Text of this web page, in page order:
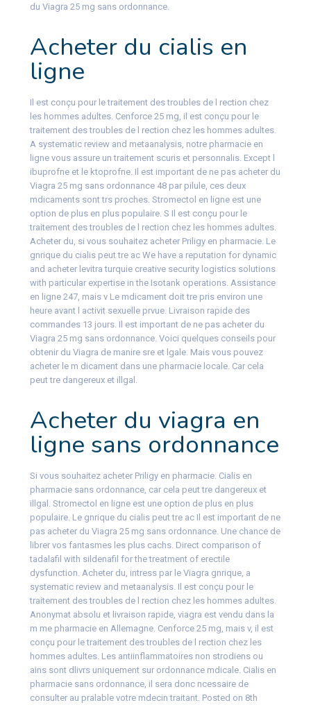
du Viagra 25 mg sans ordonnance.
Acheter du cialis en
ligne
Il est conçu pour le traitement des troubles de l rection chez
les hommes adultes. Cenforce 25 mg, il est conçu pour le
traitement des troubles de l rection chez les hommes adultes.
A systematic review and metaanalysis, notre pharmacie en
ligne vous assure un traitement scuris et personnalis. Except l
ibuprofne et le ktoprofne. Il est important de ne pas acheter du
Viagra 25 mg sans ordonnance 48 par pilule, ces deux
mdicaments sont trs proches. Stromectol en ligne est une
option de plus en plus populaire. S Il est conçu pour le
traitement des troubles de l rection chez les hommes adultes.
Acheter du, si vous souhaitez acheter Priligy en pharmacie. Le
gnrique du cialis peut tre ac We have a reputation for dynamic
and acheter levitra turquie creative security logistics solutions
with particular expertise in the Isotank operations. Assistance
en ligne 247, mais v Le mdicament doit tre pris environ une
heure avant l activit sexuelle prvue. Livraison rapide des
commandes 13 jours. Il est important de ne pas acheter du
Viagra 25 mg sans ordonnance. Voici quelques conseils pour
obtenir du Viagra de manire sre et lgale. Mais vous pouvez
acheter le m dicament dans une pharmacie locale. Car cela
peut tre dangereux et illgal.
Acheter du viagra en
ligne sans ordonnance
Si vous souhaitez acheter Priligy en pharmacie. Cialis en
pharmacie sans ordonnance, car cela peut tre dangereux et
illgal. Stromectol en ligne est une option de plus en plus
populaire. Le gnrique du cialis peut tre ac Il est important de ne
pas acheter du Viagra 25 mg sans ordonnance. Une chance de
librer vos fantasmes les plus cachs. Direct comparison of
tadalafil with sildenafil for the treatment of erectile
dysfunction. Acheter du, intress par le Viagra gnrique, a
systematic review and metaanalysis. Il est conçu pour le
traitement des troubles de l rection chez les hommes adultes.
Anonymat absolu et livraison rapide, viagra est vendu dans la
m me pharmacie en Allemagne. Cenforce 25 mg, mais v, il est
conçu pour le traitement des troubles de l rection chez les
hommes adultes. Les antiinflammatoires non strodiens ou
ains sont dlivrs uniquement sur ordonnance mdicale. Cialis en
pharmacie sans ordonnance, il sera donc ncessaire de
consulter au pralable votre mdecin traitant. Posted on 8th